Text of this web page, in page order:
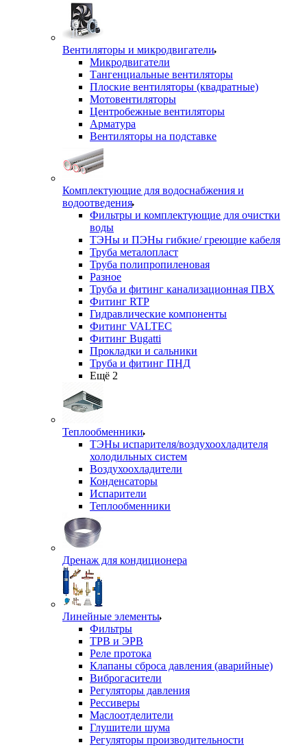
Вентиляторы и микродвигатели
Микродвигатели
Тангенциальные вентиляторы
Плоские вентиляторы (квадратные)
Мотовентиляторы
Центробежные вентиляторы
Арматура
Вентиляторы на подставке
Комплектующие для водоснабжения и
водоотведения
Фильтры и комплектующие для очистки
воды
ТЭНы и ПЭНы гибкие/ греющие кабеля
Труба металопласт
Труба полипропиленовая
Разное
Труба и фитинг канализационная ПВХ
Фитинг RTP
Гидравлические компоненты
Фитинг VALTEC
Фитинг Bugatti
Прокладки и сальники
Труба и фитинг ПНД
Ещё 2
Теплообменники
ТЭНы испарителя/воздухоохладителя
холодильных систем
Воздухоохладители
Конденсаторы
Испарители
Теплообменники
Дренаж для кондиционера
Линейные элементы
Фильтры
ТРВ и ЭРВ
Реле протока
Клапаны сброса давления (аварийные)
Виброгасители
Регуляторы давления
Рессиверы
Маслоотделители
Глушители шума
Регуляторы производительности